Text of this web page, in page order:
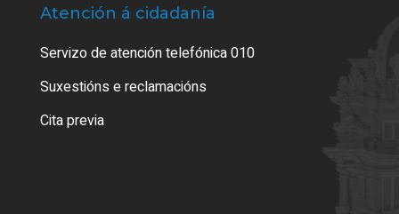
Atención á cidadanía
Servizo de atención telefónica 010
Suxestións e reclamacións
Cita previa